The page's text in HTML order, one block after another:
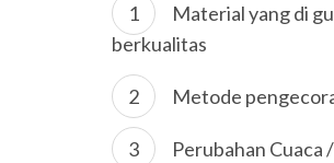
Material yang di
berkualitas
Metode
Perubahan Cuaca